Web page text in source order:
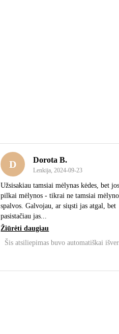
D Dorota B.
Lenkija,2024‑09‑23
Užsisakiau tamsiai mėlynas kėdes, bet
pilkai mėlynos - tikrai ne tamsiai
spalvos. Galvojau, ar siųsti jas atgal, bet
pasistačiau jas...
Žiūrėti daugiau
Šis atsiliepimas buvo automatiškai